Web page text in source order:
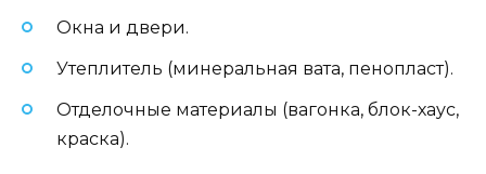
Окна и двери.
Утеплитель (минеральная вата, пенопласт).
Отделочные материалы (вагонка, блок-хаус,
краска).